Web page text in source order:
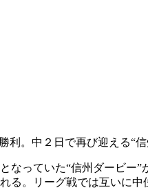
利。中２日で再び迎える“
なっていた“信州ダービー”
る。リーグ戦では互いに中